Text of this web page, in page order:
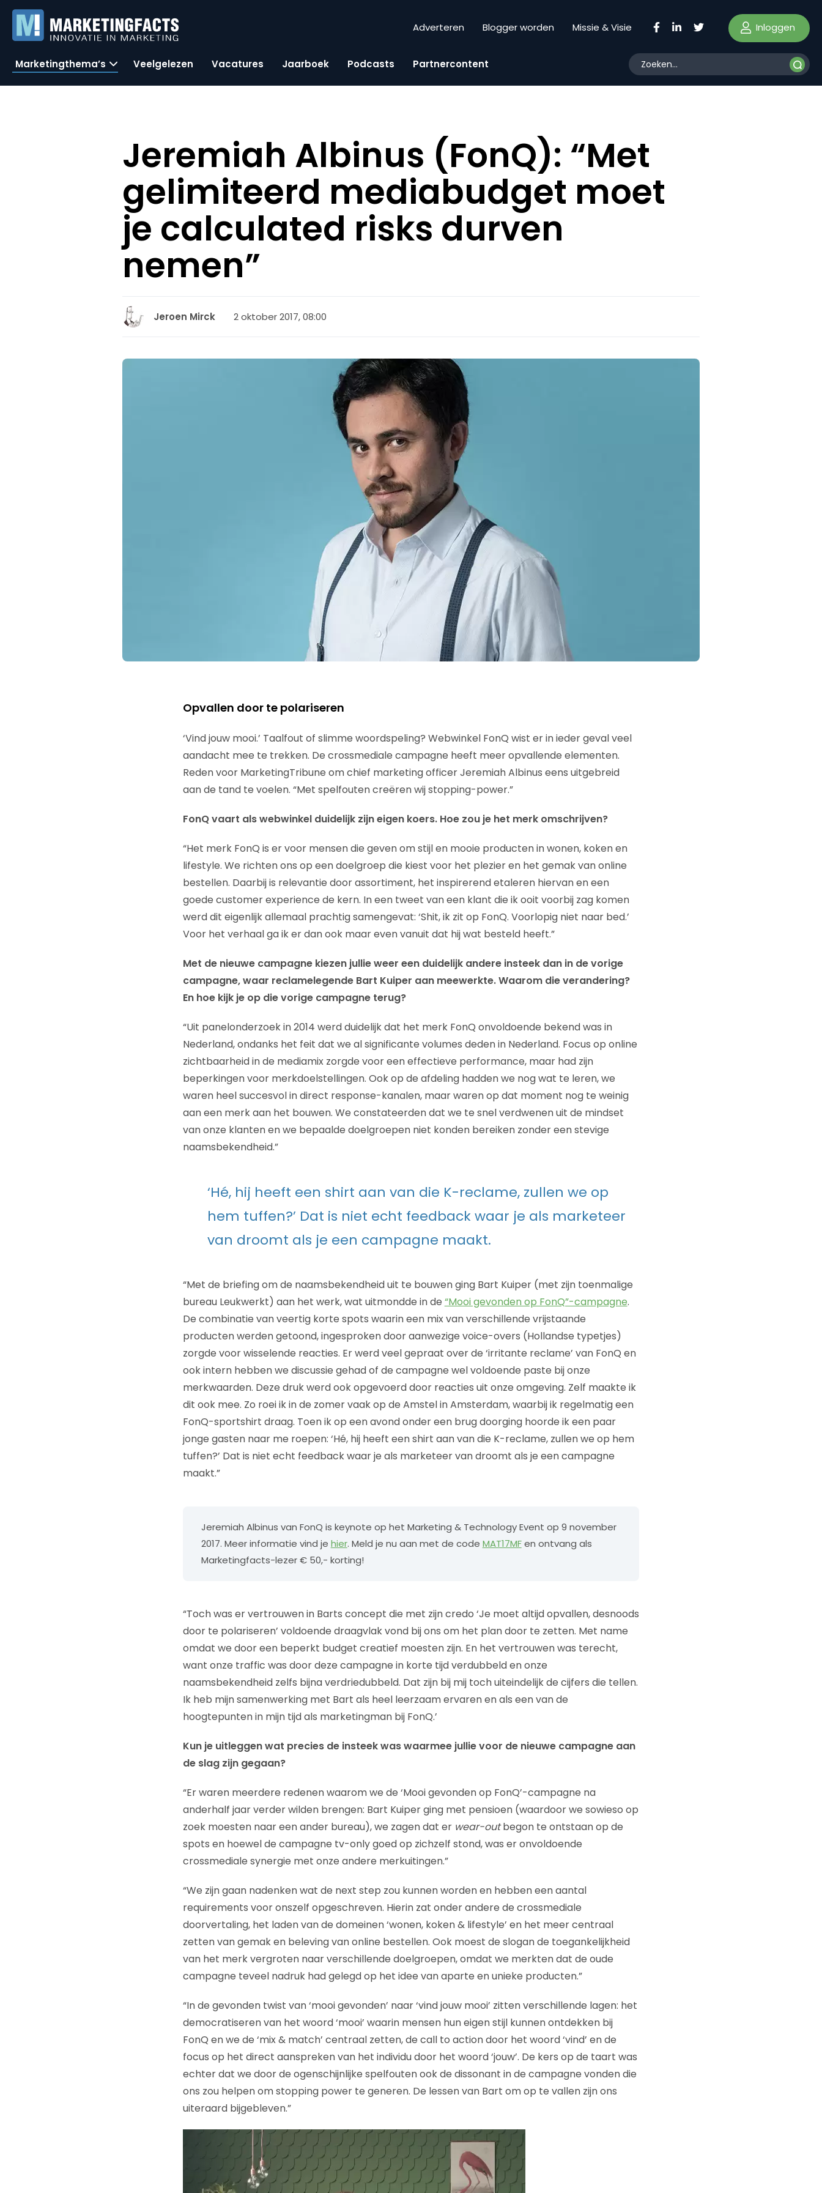
Adverteren Blogger worden Missie & Visie Inloggen
Marketingthema’s Veelgelezen Vacatures Jaarboek Podcasts Partnercontent
Jeremiah Albinus (FonQ): “Met
gelimiteerd mediabudget moet
je calculated risks durven
nemen”
Jeroen Mirck 2 oktober 2017, 08:00
Opvallen door te polariseren
‘Vind jouw mooi.’ Taalfout of slimme woordspeling? Webwinkel FonQ wist er in ieder geval veel
aandacht mee te trekken. De crossmediale campagne heeft meer opvallende elementen.
Reden voor MarketingTribune om chief marketing officer Jeremiah Albinus eens uitgebreid
aan de tand te voelen. “Met spelfouten creëren wij stopping-power.”
FonQ vaart als webwinkel duidelijk zijn eigen koers. Hoe zou je het merk omschrijven?
“Het merk FonQ is er voor mensen die geven om stijl en mooie producten in wonen, koken en
lifestyle. We richten ons op een doelgroep die kiest voor het plezier en het gemak van online
bestellen. Daarbij is relevantie door assortiment, het inspirerend etaleren hiervan en een
goede customer experience de kern. In een tweet van een klant die ik ooit voorbij zag komen
werd dit eigenlijk allemaal prachtig samengevat: ‘Shit, ik zit op FonQ. Voorlopig niet naar bed.’
Voor het verhaal ga ik er dan ook maar even vanuit dat hij wat besteld heeft.”
Met de nieuwe campagne kiezen jullie weer een duidelijk andere insteek dan in de vorige
campagne, waar reclamelegende Bart Kuiper aan meewerkte. Waarom die verandering?
En hoe kijk je op die vorige campagne terug?
“Uit panelonderzoek in 2014 werd duidelijk dat het merk FonQ onvoldoende bekend was in
Nederland, ondanks het feit dat we al significante volumes deden in Nederland. Focus op online
zichtbaarheid in de mediamix zorgde voor een effectieve performance, maar had zijn
beperkingen voor merkdoelstellingen. Ook op de afdeling hadden we nog wat te leren, we
waren heel succesvol in direct response-kanalen, maar waren op dat moment nog te weinig
aan een merk aan het bouwen. We constateerden dat we te snel verdwenen uit de mindset
van onze klanten en we bepaalde doelgroepen niet konden bereiken zonder een stevige
naamsbekendheid.”
‘Hé, hij heeft een shirt aan van die K-reclame, zullen we op
hem tuffen?’ Dat is niet echt feedback waar je als marketeer
van droomt als je een campagne maakt.
“Met de briefing om de naamsbekendheid uit te bouwen ging Bart Kuiper (met zijn toenmalige
bureau Leukwerkt) aan het werk, wat uitmondde in de “Mooi gevonden op FonQ”-campagne.
De combinatie van veertig korte spots waarin een mix van verschillende vrijstaande
producten werden getoond, ingesproken door aanwezige voice-overs (Hollandse typetjes)
zorgde voor wisselende reacties. Er werd veel gepraat over de ‘irritante reclame’ van FonQ en
ook intern hebben we discussie gehad of de campagne wel voldoende paste bij onze
merkwaarden. Deze druk werd ook opgevoerd door reacties uit onze omgeving. Zelf maakte ik
dit ook mee. Zo roei ik in de zomer vaak op de Amstel in Amsterdam, waarbij ik regelmatig een
FonQ-sportshirt draag. Toen ik op een avond onder een brug doorging hoorde ik een paar
jonge gasten naar me roepen: ‘Hé, hij heeft een shirt aan van die K-reclame, zullen we op hem
tuffen?’ Dat is niet echt feedback waar je als marketeer van droomt als je een campagne
maakt.”
Jeremiah Albinus van FonQ is keynote op het Marketing & Technology Event op 9 november
2017. Meer informatie vind je hier. Meld je nu aan met de code MAT17MFen ontvang als
Marketingfacts-lezer € 50,- korting!
“Toch was er vertrouwen in Barts concept die met zijn credo ‘Je moet altijd opvallen, desnoods
door te polariseren’ voldoende draagvlak vond bij ons om het plan door te zetten. Met name
omdat we door een beperkt budget creatief moesten zijn. En het vertrouwen was terecht,
want onze traffic was door deze campagne in korte tijd verdubbeld en onze
naamsbekendheid zelfs bijna verdriedubbeld. Dat zijn bij mij toch uiteindelijk de cijfers die tellen.
Ik heb mijn samenwerking met Bart als heel leerzaam ervaren en als een van de
hoogtepunten in mijn tijd als marketingman bij FonQ.’
Kun je uitleggen wat precies de insteek was waarmee jullie voor de nieuwe campagne aan
de slag zijn gegaan?
“Er waren meerdere redenen waarom we de ‘Mooi gevonden op FonQ’-campagne na
anderhalf jaar verder wilden brengen: Bart Kuiper ging met pensioen (waardoor we sowieso op
zoek moesten naar een ander bureau), we zagen dat er wear-outbegon te ontstaan op de
spots en hoewel de campagne tv-only goed op zichzelf stond, was er onvoldoende
crossmediale synergie met onze andere merkuitingen.”
“We zijn gaan nadenken wat de next step zou kunnen worden en hebben een aantal
requirements voor onszelf opgeschreven. Hierin zat onder andere de crossmediale
doorvertaling, het laden van de domeinen ‘wonen, koken & lifestyle’ en het meer centraal
zetten van gemak en beleving van online bestellen. Ook moest de slogan de toegankelijkheid
van het merk vergroten naar verschillende doelgroepen, omdat we merkten dat de oude
campagne teveel nadruk had gelegd op het idee van aparte en unieke producten.”
“In de gevonden twist van ‘mooi gevonden’ naar ‘vind jouw mooi’ zitten verschillende lagen: het
democratiseren van het woord ‘mooi’ waarin mensen hun eigen stijl kunnen ontdekken bij
FonQ en we de ‘mix & match’ centraal zetten, de call to action door het woord ‘vind’ en de
focus op het direct aanspreken van het individu door het woord ‘jouw’. De kers op de taart was
echter dat we door de ogenschijnlijke spelfouten ook de dissonant in de campagne vonden die
ons zou helpen om stopping power te generen. De lessen van Bart om op te vallen zijn ons
uiteraard bijgebleven.”